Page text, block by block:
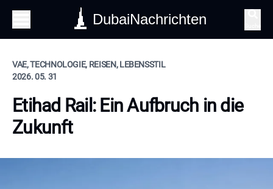
DubaiNachrichten
VAE, TECHNOLOGIE, REISEN, LEBENSSTIL
2026. 05. 31
Etihad Rail: Ein Aufbruch in die
Zukunft